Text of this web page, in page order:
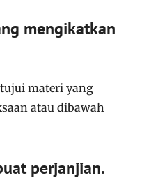
mengikatkan
materi yang
atau dibawah
perjanjian.